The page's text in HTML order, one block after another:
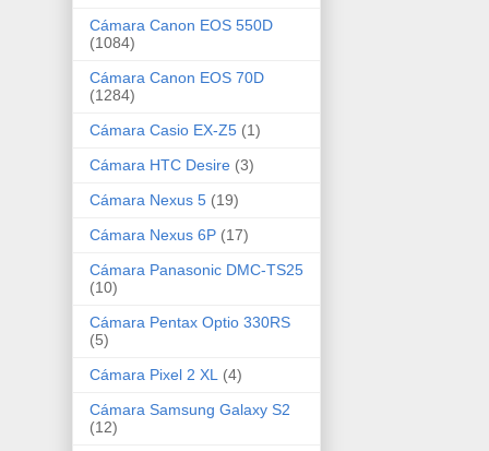
Cámara Canon EOS 550D
(1084)
Cámara Canon EOS 70D
(1284)
Cámara Casio EX-Z5 (1)
Cámara HTC Desire (3)
Cámara Nexus 5 (19)
Cámara Nexus 6P (17)
Cámara Panasonic DMC-TS25
(10)
Cámara Pentax Optio 330RS
(5)
Cámara Pixel 2 XL
(4)
Cámara Samsung Galaxy S2
(12)